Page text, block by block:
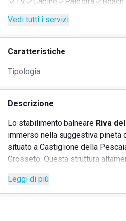
Vedi tutti i servizi
Caratteristiche
Tipologia
Descrizione
Lo stabilimento balneare Riva
immerso nella suggestiva pineta
situato a Castiglione della
Grosseto. Questa struttura
grazie a un'ampia gamma di
incantevole vicino al Mar
Leggi di più